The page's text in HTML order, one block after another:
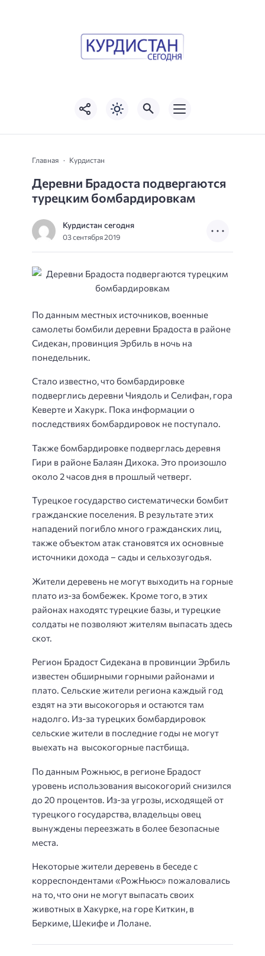
Главная Курдистан
Деревни Брадоста подвергаются
турецким бомбардировкам
Курдистан сегодня
03 сентября 2019
По данным местных источников, военные
самолеты бомбили деревни Брадоста в районе
Сидекан, провинция Эрбиль в ночь на
понедельник.
Стало известно, что бомбардировке
подверглись деревни Чиядоль и Селифан, гора
Кеверте и Хакурк. Пока информации о
последствиях бомбардировок не поступало.
Также бомбардировке подверглась деревня
Гири в районе Балаян Дихока. Это произошло
около 2 часов дня в прошлый четверг.
Турецкое государство систематически бомбит
гражданские поселения. В результате этих
нападений погибло много гражданских лиц,
также объектом атак становятся их основные
источники дохода – сады и сельхозугодья.
Жители деревень не могут выходить на горные
плато из-за бомбежек. Кроме того, в этих
районах находятс турецкие базы, и турецкие
солдаты не позволяют жителям выпасать здесь
скот.
Регион Брадост Сидекана в провинции Эрбиль
известен обширными горными районами и
плато. Сельские жители региона каждый год
ездят на эти высокогорья и остаются там
надолго. Из-за турецких бомбардировок
сельские жители в последние годы не могут
выехать на высокогорные пастбища.
По данным Рожньюс, в регионе Брадост
уровень использования высокогорий снизился
до 20 процентов. Из-за угрозы, исходящей от
турецкого государства, владельцы овец
вынуждены переезжать в более безопасные
места.
Некоторые жители деревень в беседе с
корреспондентами «РожНьюс» пожаловались
на то, что они не могут выпасать своих
животных в Хакурке, на горе Киткин, в
Беркиме, Шекифе и Лолане.